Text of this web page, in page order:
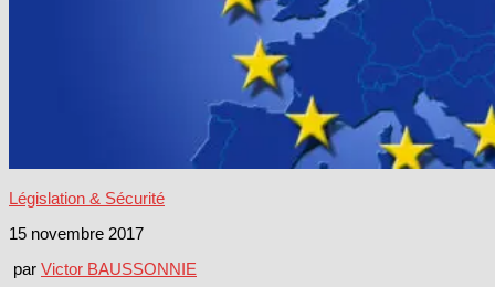
Législation & Sécurité
15 novembre 2017
par Victor BAUSSONNIE